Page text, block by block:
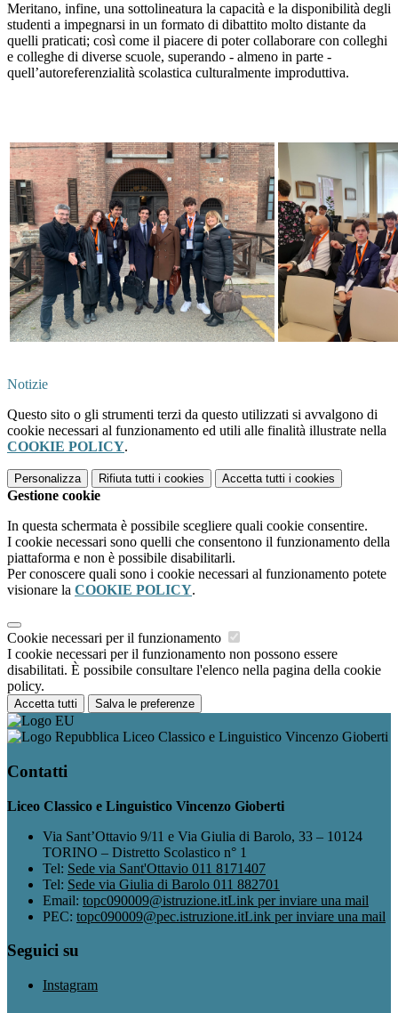
Meritano, infine, una sottolineatura la capacità e la disponibilità degli
studenti a impegnarsi in un formato di dibattito molto distante da
quelli praticati; così come il piacere di poter collaborare con colleghi
e colleghe di diverse scuole, superando - almeno in parte -
quell’autoreferenzialità scolastica culturalmente improduttiva.
Notizie
Questo sito o gli strumenti terzi da questo utilizzati si avvalgono di
cookie necessari al funzionamento ed utili alle finalità illustrate nella
COOKIE POLICY.
Personalizza Rifiuta tutti i cookies Accetta tutti i cookies
Gestione cookie
In questa schermata è possibile scegliere quali cookie consentire.
I cookie necessari sono quelli che consentono il funzionamento della
piattaforma e non è possibile disabilitarli.
Per conoscere quali sono i cookie necessari al funzionamento potete
visionare la COOKIE POLICY.
Cookie necessari per il funzionamento
I cookie necessari per il funzionamento non possono essere
disabilitati. È possibile consultare l'elenco nella pagina della cookie
policy.
Accetta tutti Salva le preferenze
Liceo Classico e Linguistico Vincenzo Gioberti
Contatti
Liceo Classico e Linguistico Vincenzo Gioberti
Via Sant’Ottavio 9/11 e Via Giulia di Barolo, 33 – 10124
TORINO – Distretto Scolastico n° 1
Tel: Sede via Sant'Ottavio 011 8171407
Tel: Sede via Giulia di Barolo 011 882701
Email: topc090009@istruzione.itLink per inviare una mail
PEC: topc090009@pec.istruzione.itLink per inviare una mail
Seguici su
Instagram